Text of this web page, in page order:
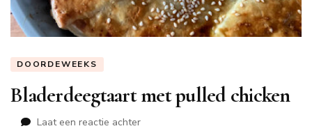
DOORDEWEEKS
Bladerdeegtaart met pulled chicken
Laat een reactie achterop